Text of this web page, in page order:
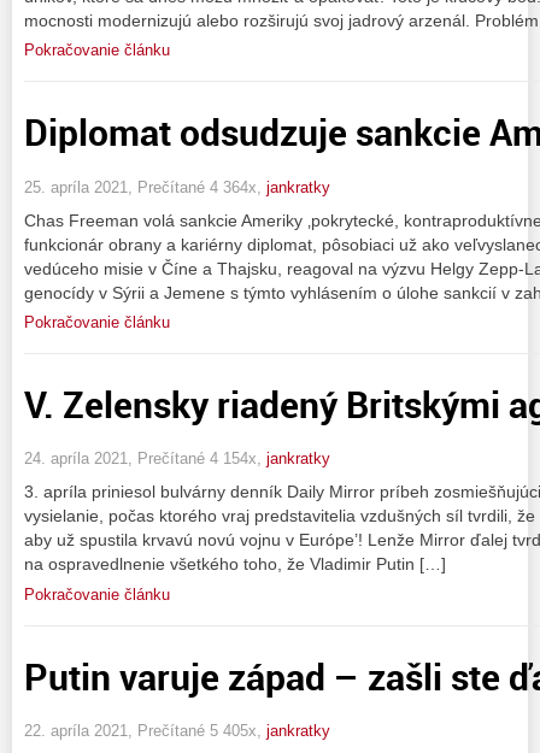
mocnosti modernizujú alebo rozširujú svoj jadrový arzenál.
Pokračovanie článku
Diplomat odsudzuje sankcie
25. apríla 2021, Prečítané 4 364x, jankratky
Chas Freeman volá sankcie Ameriky ‚pokrytecké,
funkcionár obrany a kariérny diplomat, pôsobiaci už ako
vedúceho misie v Číne a Thajsku, reagoval na výzvu Helgy Zepp-
genocídy v Sýrii a Jemene s týmto vyhlásením o úlohe sankcií v
Pokračovanie článku
V. Zelensky riadený Britskými
24. apríla 2021, Prečítané 4 154x, jankratky
3. apríla priniesol bulvárny denník Daily Mirror príbeh
vysielanie, počas ktorého vraj predstavitelia vzdušných síl tvrdili,
aby už spustila krvavú novú vojnu v Európe’! Lenže Mirror ďalej
na ospravedlnenie všetkého toho, že Vladimir Putin […]
Pokračovanie článku
Putin varuje západ – zašli ste
22. apríla 2021, Prečítané 5 405x, jankratky